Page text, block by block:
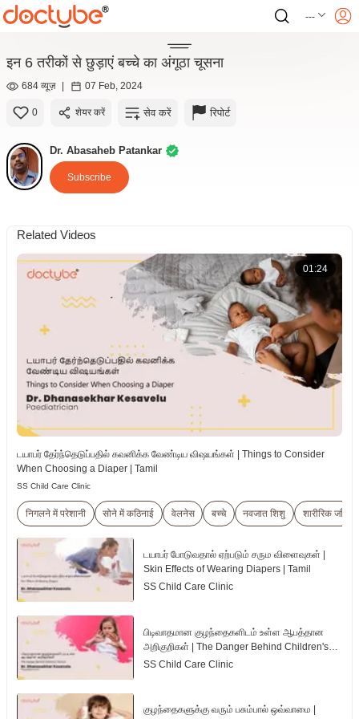
---
इन 6 तरीकों से छुड़ाएं बच्चे का अंगूठा चूसना
684 व्यूज़ | 07 Feb, 2024
0 शेयर करें सेव करें रिपोर्ट
Dr. Abasaheb Patankar
Subscribe
Related Videos
01:24
டயாபர் தேர்ந்தெடுப்பதில் கவனிக்க வேண்டிய விஷயங்கள் | Things to Consider
When Choosing a Diaper | Tamil
SS Child Care Clinic
निगलने में परेशानी सोने में कठिनाई वेलनेस बच्चे नवजात शिशु शारीरिक जाँच
டயாபர் போடுவதால் ஏற்படும் சரும விளைவுகள் |
Skin Effects of Wearing Diapers | Tamil
SS Child Care Clinic
பிடிவாதமான குழந்தைகளிடம் உள்ள ஆபத்தான
அறிகுறிகள் | The Danger Behind Children's
Tantrum | Tamil
SS Child Care Clinic
குழந்தைகளுக்கு வரும் பசும்பால் ஒவ்வாமை |